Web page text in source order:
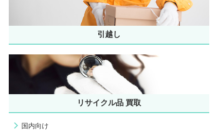
引越し
リサイクル品 買取
国内向け